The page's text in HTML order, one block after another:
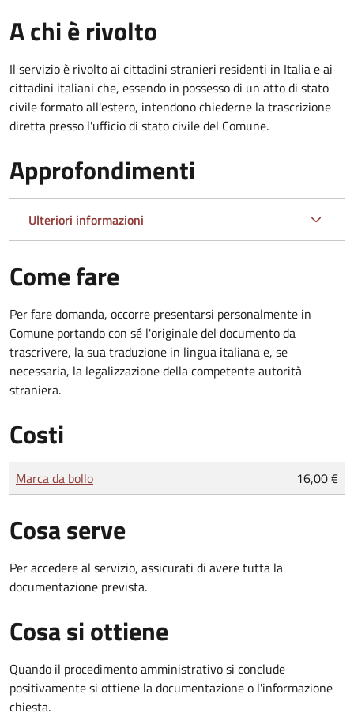
A chi è rivolto
Il servizio è rivolto ai cittadini stranieri residenti in Italia e ai
cittadini italiani che, essendo in possesso di un atto di stato
civile formato all'estero, intendono chiederne la trascrizione
diretta presso l'ufficio di stato civile del Comune.
Approfondimenti
Ulteriori informazioni
Come fare
Per fare domanda, occorre presentarsi personalmente in
Comune portando con sé l'originale del documento da
trascrivere, la sua traduzione in lingua italiana e, se
necessaria, la legalizzazione della competente autorità
straniera.
Costi
Tipo di pagamento
Importo
Marca da bollo 16,00 €
Cosa serve
Per accedere al servizio, assicurati di avere tutta la
documentazione prevista.
Cosa si ottiene
Quando il procedimento amministrativo si conclude
positivamente si ottiene la documentazione o l'informazione
chiesta.